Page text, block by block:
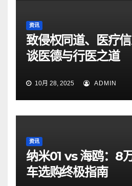
资讯
致侵权同道、医疗
谈医德与行医之道
10月 28, 2025 ADMIN
资讯
纳米01 vs 海鸥：8
车选购终极指南